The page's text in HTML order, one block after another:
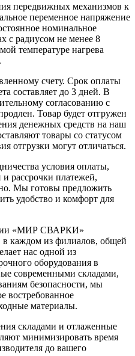
передвижных механизмов к
переменное напряжение
номинальное
с радиусом не менее 8
температуре нагрева
счету. Срок оплаты
составляет до 3 дней. В
согласованию с
Товар будет отгружен
денежных средств на наш
товары со статусом
отгрузки могут отличаться.
условия оплаты,
рассрочки платежей,
Мы готовы предложить
удобство и комфорт для
«МИР СВАРКИ»
в каждом из филиалов, общей
нас одной из
оборудования в
современными складами,
безопасности, мы
востребованное
материалы.
складами и отлаженные
минимизировать время
до вашего